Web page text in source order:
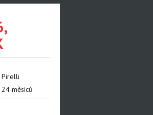
Pirelli
24 měsíců